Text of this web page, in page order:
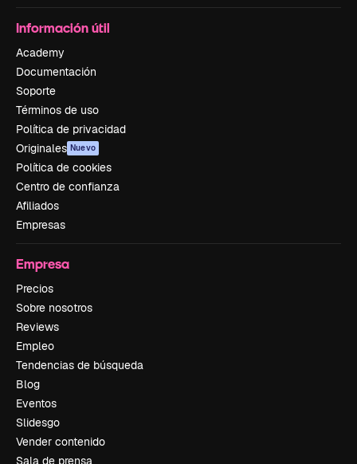
Información útil
Academy
Documentación
Soporte
Términos de uso
Política de privacidad
Originales Nuevo
Política de cookies
Centro de confianza
Afiliados
Empresas
Empresa
Precios
Sobre nosotros
Reviews
Empleo
Tendencias de búsqueda
Blog
Eventos
Slidesgo
Vender contenido
Sala de prensa